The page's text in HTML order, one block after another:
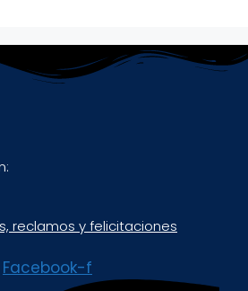
reclamos y felicitaciones
Facebook-f